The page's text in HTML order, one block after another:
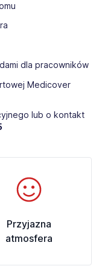
dla pracowników
Medicover
lub o kontakt
Przyjazna
atmosfera